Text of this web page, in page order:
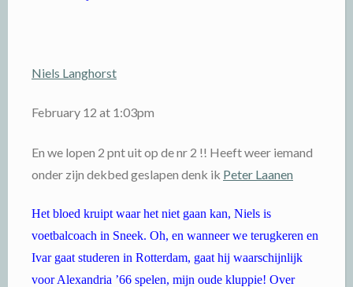
Niels Langhorst
February 12 at 1:03pm
En we lopen 2 pnt uit op de nr 2 !! Heeft weer iemand
onder zijn dekbed geslapen denk ik Peter Laanen
Het bloed kruipt waar het niet gaan kan, Niels is
voetbalcoach in Sneek. Oh, en wanneer we terugkeren en
Ivar gaat studeren in Rotterdam, gaat hij waarschijnlijk
voor Alexandria ’66 spelen, mijn oude kluppie! Over